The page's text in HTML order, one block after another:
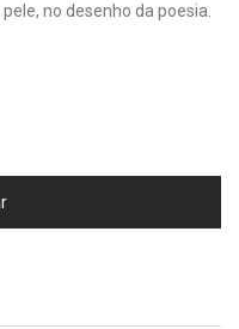
no desenho da poesia.